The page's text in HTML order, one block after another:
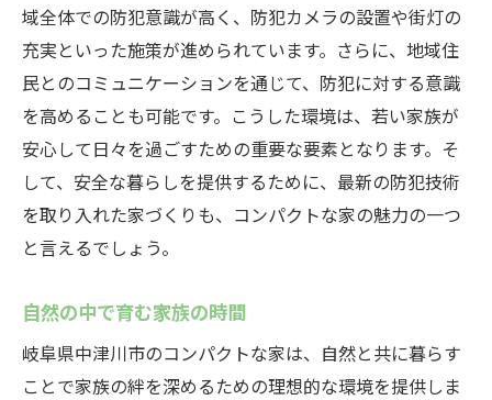
域全体での防犯意識が高く、防犯カメラの設置や街灯の
充実といった施策が進められています。さらに、地域住
民とのコミュニケーションを通じて、防犯に対する意識
を高めることも可能です。こうした環境は、若い家族が
安心して日々を過ごすための重要な要素となります。そ
して、安全な暮らしを提供するために、最新の防犯技術
を取り入れた家づくりも、コンパクトな家の魅力の一つ
と言えるでしょう。
自然の中で育む家族の時間
岐阜県中津川市のコンパクトな家は、自然と共に暮らす
ことで家族の絆を深めるための理想的な環境を提供しま